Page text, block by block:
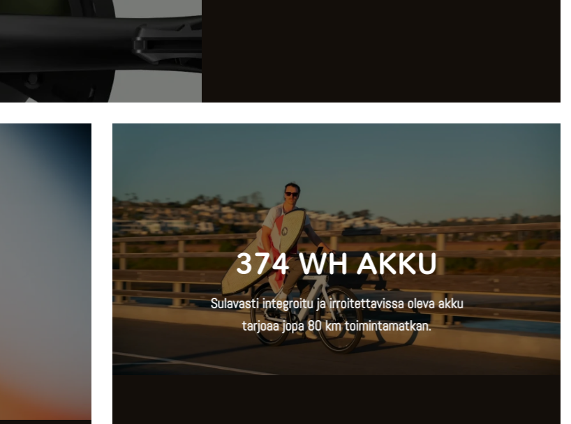
374 WH AKKU
Sulavasti integroitu ja irroitettavissa oleva akku
tarjoaa jopa 80 km toimintamatkan.